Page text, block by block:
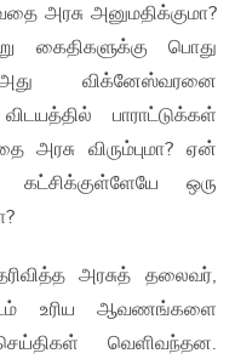
அரசு அனுமதிக்குமா?
கைதிகளுக்கு பொது
விக்னேஸ்வரனை
பாராட்டுக்கள்
அரசு விரும்புமா? ஏன்
ஒரு
அரசுத் தலைவர்,
உரிய ஆவணங்களை
வெளிவந்தன.